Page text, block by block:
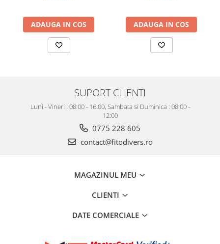
ADAUGA IN COS ADAUGA IN COS
SUPORT CLIENTI
Luni - Vineri : 08:00 - 16:00, Sambata si Duminica : 08:00 -
12:00
0775 228 605
contact@fitodivers.ro
MAGAZINUL MEU
CLIENTI
DATE COMERCIALE